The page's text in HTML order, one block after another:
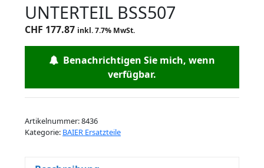
UNTERTEIL BSS507
CHF 177.87 inkl. 7.7% MwSt.
Benachrichtigen Sie mich, wenn
verfügbar.
Artikelnummer:8436
Kategorie: BAIER Ersatzteile